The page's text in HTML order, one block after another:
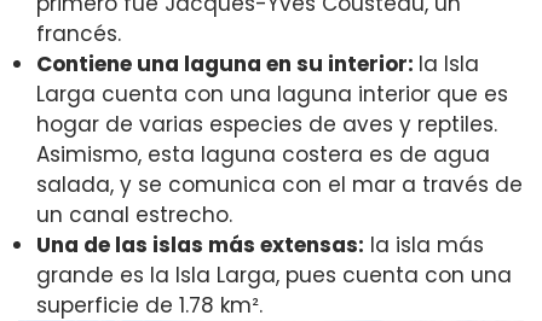
francés.
Contiene una laguna en su interior: la Isla
Larga cuenta con una laguna interior que es
hogar de varias especies de aves y reptiles.
Asimismo, esta laguna costera es de agua
salada, y se comunica con el mar a través de
un canal estrecho.
Una de las islas más extensas: la isla más
grande es la Isla Larga, pues cuenta con una
superficie de 1.78 km².